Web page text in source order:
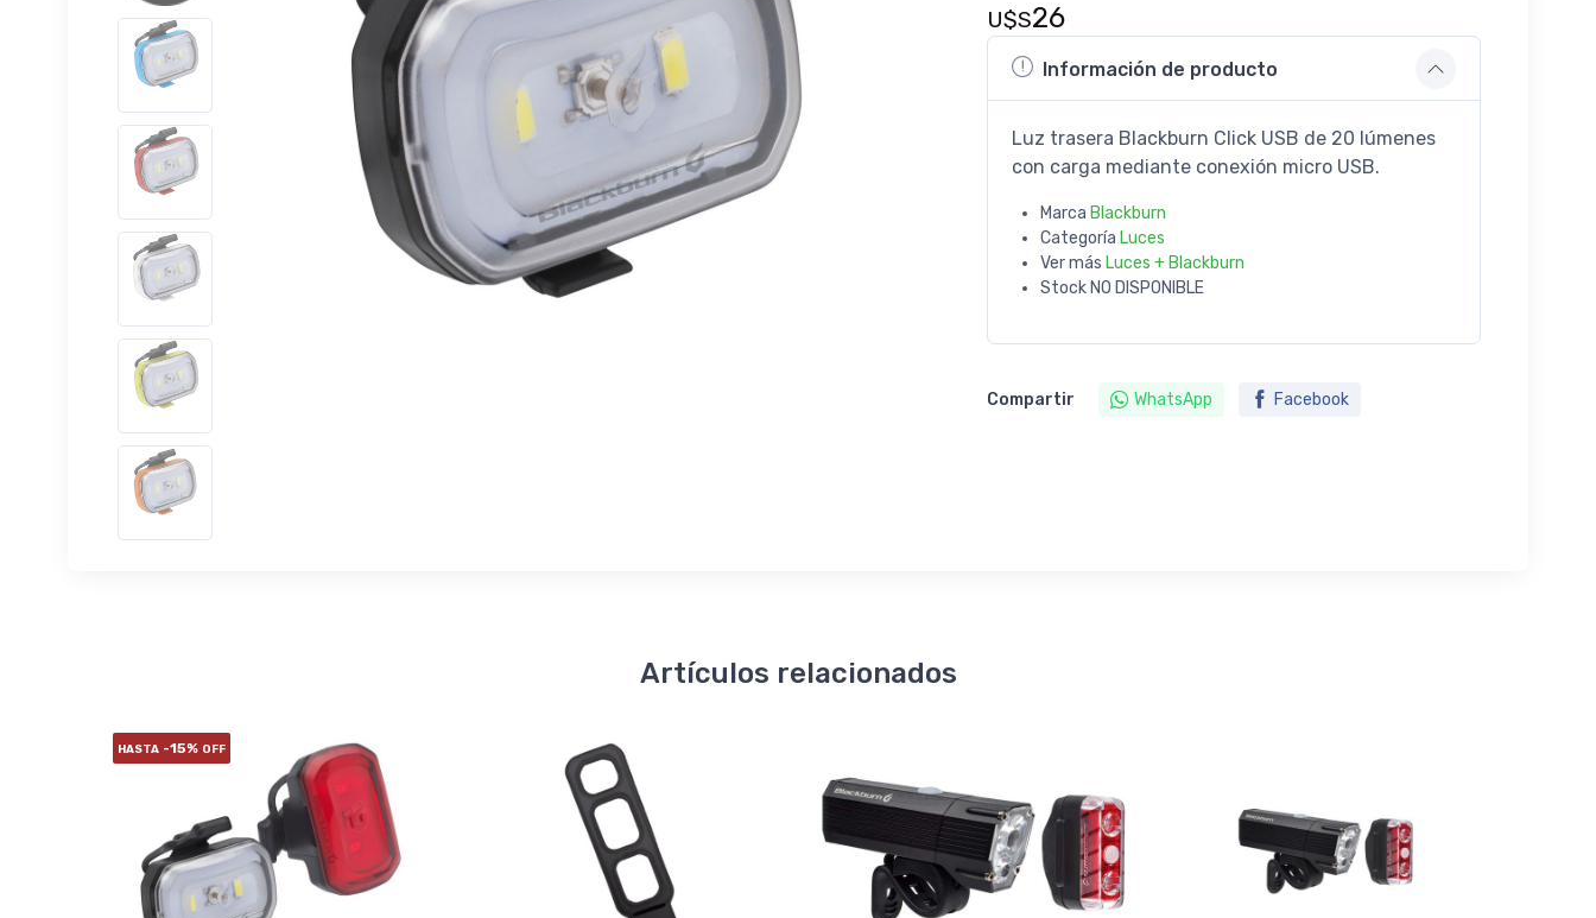
U$S26
Información de producto
Luz trasera Blackburn Click USB de 20 lúmenes
con carga mediante conexión micro USB.
Marca Blackburn
Categoría Luces
Ver más Luces + Blackburn
Stock NO DISPONIBLE
Compartir WhatsApp Facebook
Artículos relacionados
HASTA -15% OFF